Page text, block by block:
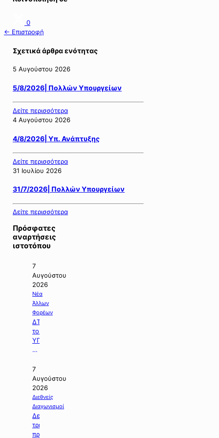
0
← Επιστροφή
Σχετικά άρθρα ενότητας
5 Αυγούστου 2026
5/8/2026| Πολλών Υπουργείων
Δείτε περισσότερα
4 Αυγούστου 2026
4/8/2026| Υπ. Ανάπτυξης
Δείτε περισσότερα
31 Ιουλίου 2026
31/7/2026| Πολλών Υπουργείων
Δείτε περισσότερα
Πρόσφατες
αναρτήσεις
ιστοτόπου
7
Αυγούστου
2026
Νέα
Άλλων
Φορέων
ΔΤ
του
ΥΠΠΕΝ
με
«Ειδικό
Χωροταξικό
Πλαίσιο
για
τον
Τουρισμό:
Στρατηγικό
εργαλείο
7
Αυγούστου
2026
Διεθνείς
Διαγωνισμοί
Δελτίο
τρεχουσών
προκηρύξεων